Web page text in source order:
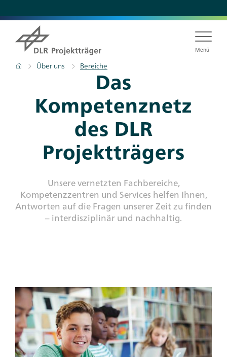
zum
Inhalt
Menü
Pfadnavigation
Startseite
Über uns BereicheDas
Kompetenznetz
des DLR
Projektträgers
Unsere vernetzten Fachbereiche,
Kompetenzzentren und Services helfen Ihnen,
Antworten auf die Fragen unserer Zeit zu finden
– interdisziplinär und nachhaltig.